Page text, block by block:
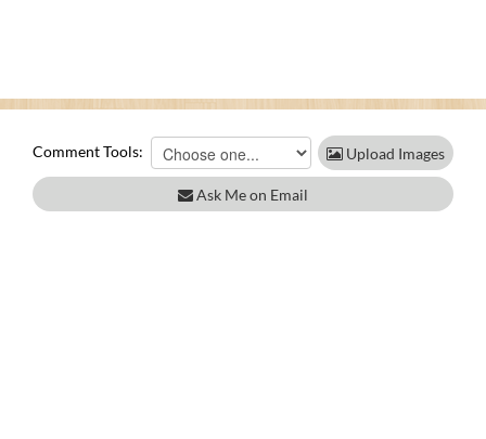
Comment Tools: Upload Images
Ask Me on Email